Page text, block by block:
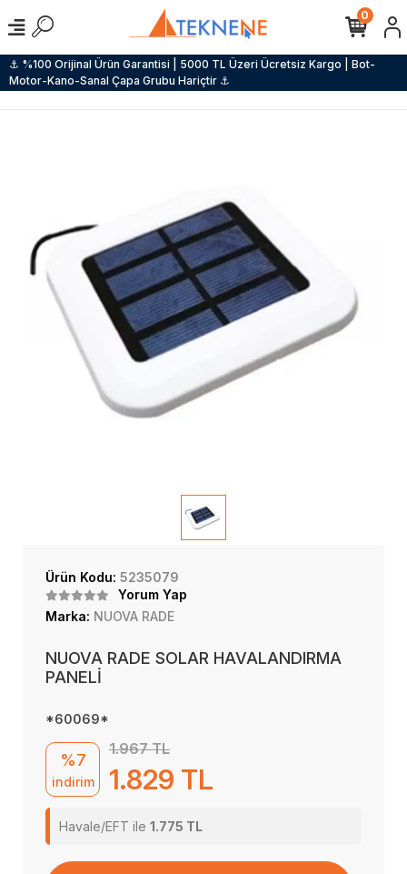
⚓ %100 Orijinal Ürün Garantisi | 5000 TL Üzeri Ücretsiz Kargo | Bot-
Motor-Kano-Sanal Çapa Grubu Hariçtir ⚓
0
Ürün Kodu: 5235079
Yorum Yap
Marka: NUOVA RADE
NUOVA RADE SOLAR HAVALANDIRMA
PANELİ
*60069*
%7
indirim
1.967 TL
1.829 TL
Havale/EFT ile 1.775 TL